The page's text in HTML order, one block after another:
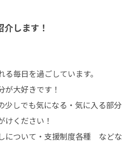
します！
毎日を過ごしています。
が大好きです！
少しでも気になる・気に入る部分
けください！
について・支援制度各種　などな